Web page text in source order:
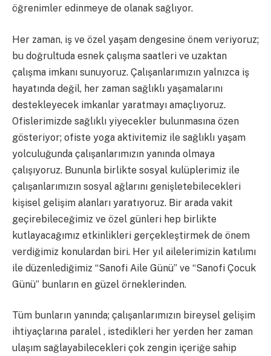
öğrenimler edinmeye de olanak sağlıyor.
Her zaman, iş ve özel yaşam dengesine önem veriyoruz;
bu doğrultuda esnek çalışma saatleri ve uzaktan
çalışma imkanı sunuyoruz. Çalışanlarımızın yalnızca iş
hayatında değil, her zaman sağlıklı yaşamalarını
destekleyecek imkanlar yaratmayı amaçlıyoruz.
Ofislerimizde sağlıklı yiyecekler bulunmasına özen
gösteriyor; ofiste yoga aktivitemiz ile sağlıklı yaşam
yolculuğunda çalışanlarımızın yanında olmaya
çalışıyoruz. Bununla birlikte sosyal kulüplerimiz ile
çalışanlarımızın sosyal ağlarını genişletebilecekleri
kişisel gelişim alanları yaratıyoruz. Bir arada vakit
geçirebileceğimiz ve özel günleri hep birlikte
kutlayacağımız etkinlikleri gerçekleştirmek de önem
verdiğimiz konulardan biri. Her yıl ailelerimizin katılımı
ile düzenlediğimiz “Sanofi Aile Günü” ve “Sanofi Çocuk
Günü” bunların en güzel örneklerinden.
Tüm bunların yanında; çalışanlarımızın bireysel gelişim
ihtiyaçlarına paralel , istedikleri her yerden her zaman
ulaşım sağlayabilecekleri çok zengin içeriğe sahip